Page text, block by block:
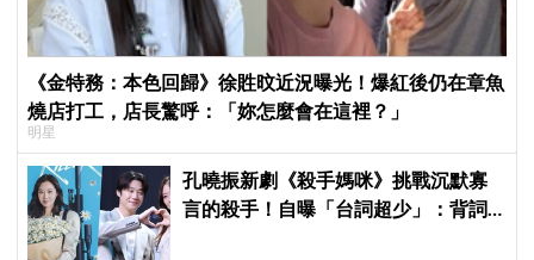
《金特務：本色回歸》徐貹旼近況曝光！爆紅後仍在章魚
燒店打工，店長驚呼：「妳怎麼會在這裡？」
明星
孔曉振新劇《殺手媽咪》挑戰沉默寡
言的殺手！自曝「台詞超少」：背詞